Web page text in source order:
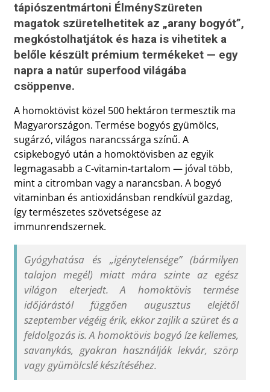
tápiószentmártoni ÉlménySzüreten
magatok szüretelhetitek az „arany bogyót”,
megkóstolhatjátok és haza is vihetitek a
belőle készült prémium termékeket — egy
napra a natúr superfood világába
csöppenve.
A homoktövist közel 500 hektáron termesztik ma
Magyarországon. Termése bogyós gyümölcs,
sugárzó, világos narancssárga színű. A
csipkebogyó után a homoktövisben az egyik
legmagasabb a C-vitamin-tartalom — jóval több,
mint a citromban vagy a narancsban. A bogyó
vitaminban és antioxidánsban rendkívül gazdag,
így természetes szövetségese az
immunrendszernek.
Gyógyhatása és „igénytelensége” (bármilyen
talajon megél) miatt mára szinte az egész
világon elterjedt. A homoktövis termése
időjárástól függően augusztus elejétől
szeptember végéig érik, ekkor zajlik a szüret és a
feldolgozás is. A homoktövis bogyó íze kellemes,
savanykás, gyakran használják lekvár, szörp
vagy gyümölcslé készítéséhez.